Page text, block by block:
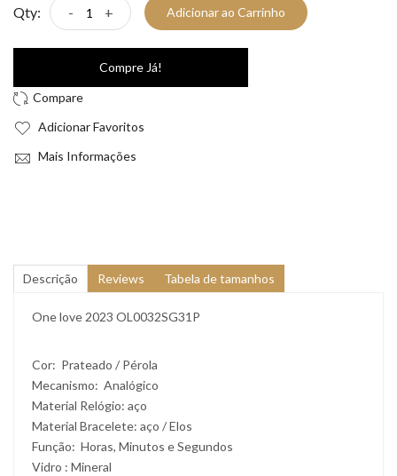
Qty: - + Adicionar ao Carrinho
Compre Já!
Adicionar Favoritos
Mais Informações
Descrição Reviews Tabela de tamanhos
One love 2023 OL0032SG31P
Cor: Prateado / Pérola
Mecanismo: Analógico
Material Relógio: aço
Material Bracelete: aço / Elos
Função: Horas, Minutos e Segundos
Vidro : Mineral